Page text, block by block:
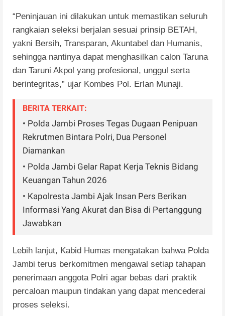
“Peninjauan ini dilakukan untuk memastikan seluruh
rangkaian seleksi berjalan sesuai prinsip BETAH,
yakni Bersih, Transparan, Akuntabel dan Humanis,
sehingga nantinya dapat menghasilkan calon Taruna
dan Taruni Akpol yang profesional, unggul serta
berintegritas,” ujar Kombes Pol. Erlan Munaji.
BERITA TERKAIT:
• Polda Jambi Proses Tegas Dugaan Penipuan
Rekrutmen Bintara Polri, Dua Personel
Diamankan
• Polda Jambi Gelar Rapat Kerja Teknis Bidang
Keuangan Tahun 2026
• Kapolresta Jambi Ajak Insan Pers Berikan
Informasi Yang Akurat dan Bisa di Pertanggung
Jawabkan
Lebih lanjut, Kabid Humas mengatakan bahwa Polda
Jambi terus berkomitmen mengawal setiap tahapan
penerimaan anggota Polri agar bebas dari praktik
percaloan maupun tindakan yang dapat mencederai
proses seleksi.